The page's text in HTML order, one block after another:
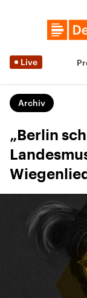
Live
Archiv
„Berlin